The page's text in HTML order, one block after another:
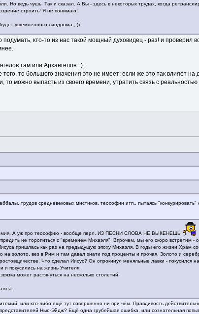
Но ведь чушь. Так и сказал. А Вы - здесь в некоторых трудах, когда
строить! Я не понимаю!
ущемленного синдрома ; ))
кто-то из нас такой мощный духовидец - раз! и проверил
там или Архангелов...):
то большого значения это не имеет; если же это так влияет на
можно выпасть из своего времени, утратить связь с реальностью
трудов средневековых мистиков, теософии итп., пытаясь
А уж про теософию - вообще перл. ИЗ ПЕСНИ СЛОВА НЕ ВЫКЕНЕШЬ
не торопиться с "временем Михаэля". Впрочем, мы его скоро встретим -
пришлась как раз на предыдущую эпоху Михаэля. В годы его жизни Храм
на золото, вез в Рим и там давал знати под проценты и прочая. Золото и
Что сделал Иисус? Он опрокинул меняльные лавки - покусился
и покусились на жизнь Учителя.
может растянуться на несколько столетий.
или кто-либо ещё тут совершенно ни при чём. Правдивость
Нью-Эйдж? Ещё одна грубейшая ошибка, или сознательная